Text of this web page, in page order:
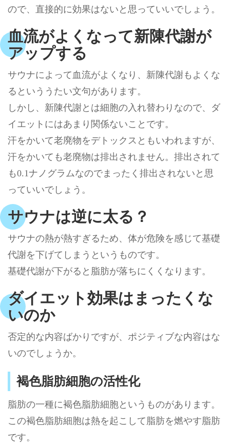
ので、直接的に効果はないと思っていいでしょう。
血流がよくなって新陳代謝が
アップする
サウナによって血流がよくなり、新陳代謝もよくな
るといううたい文句があります。
しかし、新陳代謝とは細胞の入れ替わりなので、ダ
イエットにはあまり関係ないことです。
汗をかいて老廃物をデトックスともいわれますが、
汗をかいても老廃物は排出されません。排出されて
も0.1ナノグラムなのでまったく排出されないと思
っていいでしょう。
サウナは逆に太る？
サウナの熱が熱すぎるため、体が危険を感じて基礎
代謝を下げてしまうというものです。
基礎代謝が下がると脂肪が落ちにくくなります。
ダイエット効果はまったくな
いのか
否定的な内容ばかりですが、ポジティブな内容はな
いのでしょうか。
褐色脂肪細胞の活性化
脂肪の一種に褐色脂肪細胞というものがあります。
この褐色脂肪細胞は熱を起こして脂肪を燃やす脂肪
です。